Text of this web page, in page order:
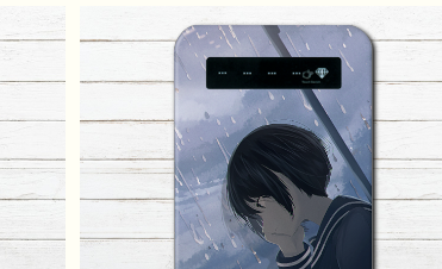
ー
ト
oid アンドロイド ケース 個性的 おすす
め セミロングヘア 人気 イラストレータ
ー クリエイター 絵師 オリジナル デザイ
ン グッズ タイトル：海風ドレス 作：もな